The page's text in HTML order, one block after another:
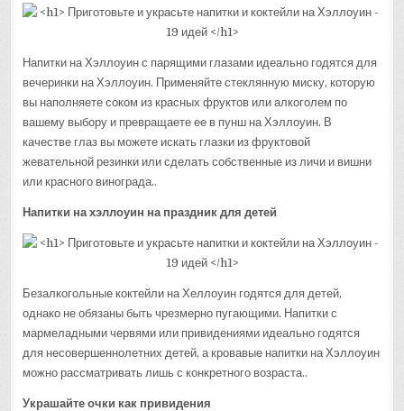
Напитки на Хэллоуин с парящими глазами идеально годятся для
вечеринки на Хэллоуин. Применяйте стеклянную миску, которую
вы наполняете соком из красных фруктов или алкоголем по
вашему выбору и превращаете ее в пунш на Хэллоуин. В
качестве глаз вы можете искать глазки из фруктовой
жевательной резинки или сделать собственные из личи и вишни
или красного винограда..
Напитки на хэллоуин на праздник для детей
Безалкогольные коктейли на Хеллоуин годятся для детей,
однако не обязаны быть чрезмерно пугающими. Напитки с
мармеладными червями или привидениями идеально годятся
для несовершеннолетних детей, а кровавые напитки на Хэллоуин
можно рассматривать лишь с конкретного возраста..
Украшайте очки как привидения